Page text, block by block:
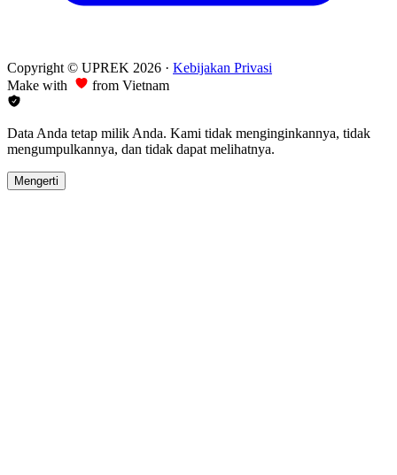
Copyright © UPREK 2026 · Kebijakan Privasi
Make with
from Vietnam
Data Anda tetap milik Anda. Kami tidak menginginkannya, tidak
mengumpulkannya, dan tidak dapat melihatnya.
Mengerti